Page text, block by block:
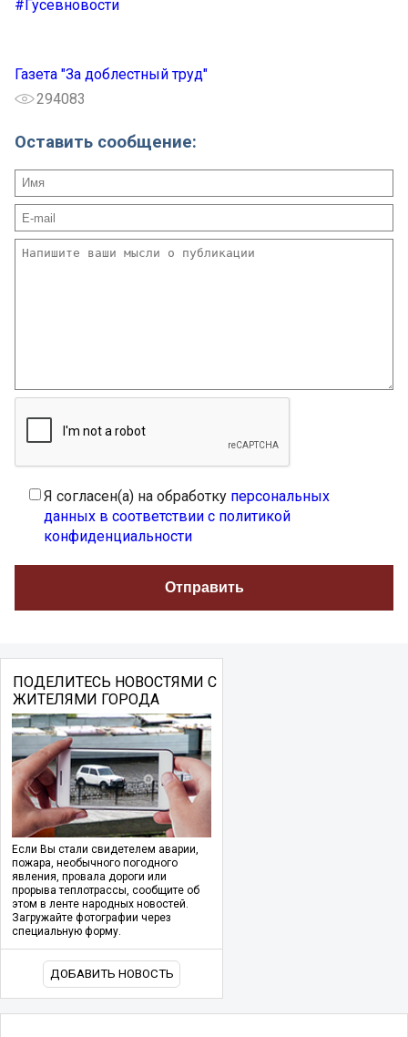
#Гусевновости
Газета "За доблестный труд"
294083
Оставить сообщение:
Я согласен(а) на обработку персональных
данных в соответствии с политикой
конфиденциальности
ПОДЕЛИТЕСЬ НОВОСТЯМИ С
ЖИТЕЛЯМИ ГОРОДА
Если Вы стали свидетелем аварии,
пожара, необычного погодного
явления, провала дороги или
прорыва теплотрассы, сообщите об
этом в ленте народных новостей.
Загружайте фотографии через
специальную форму.
ДОБАВИТЬ НОВОСТЬ